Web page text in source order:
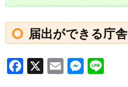
届出ができる庁舎
F
X
E
M